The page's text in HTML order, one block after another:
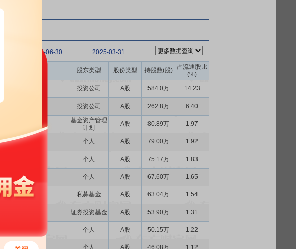
2025-06-30 2025-03-31
股东类型 股份类型 持股数(股)
占流通股比
(%)
投资公司 A股 584.0万 14.23
投资公司 A股 262.8万 6.40
基金资产管理
计划
A股 80.89万 1.97
个人 A股 79.00万 1.92
个人 A股 75.17万 1.83
个人 A股 67.60万 1.65
私募基金 A股 63.04万 1.54
证券投资基金 A股 53.90万 1.31
个人 A股 50.15万 1.22
个人 A股 46.08万 1.12